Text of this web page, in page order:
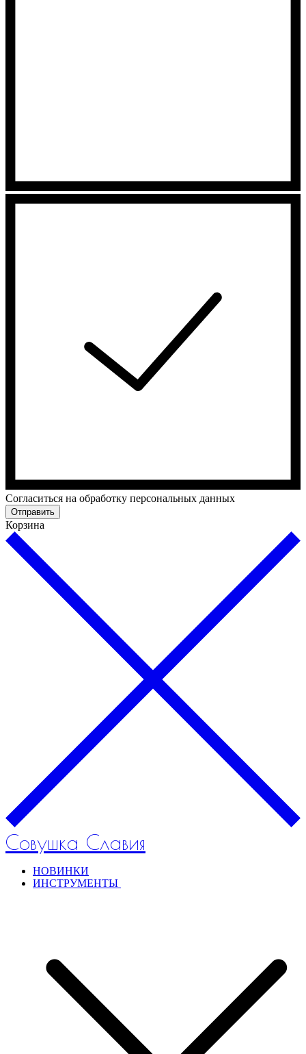
Cогласиться на обработку персональных данных
Отправить
Корзина
Совушка Славия
НОВИНКИ
ИНСТРУМЕНТЫ